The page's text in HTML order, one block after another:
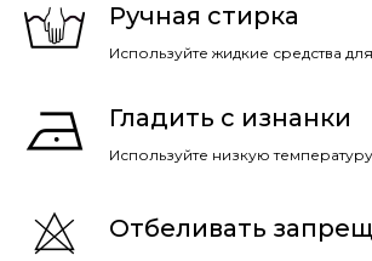
Ручная стирка
Используйте жидкие средства
Гладить с изнанки
Используйте низкую температуру
Отбеливать